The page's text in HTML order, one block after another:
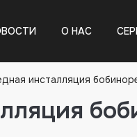
О НАС
инсталляция